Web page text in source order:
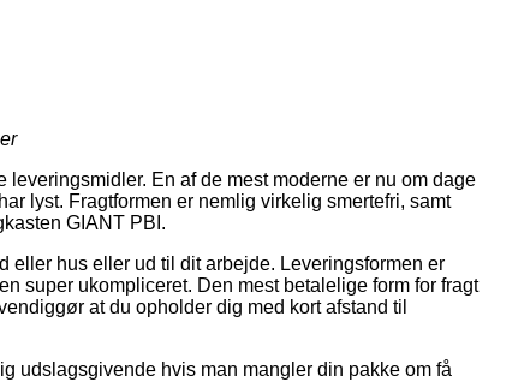
En af de mest moderne er nu om dage
lyst. Fragtformen er nemlig virkelig smertefri, samt
GIANT PBI.
hus eller ud til dit arbejde. Leveringsformen er
super ukompliceret. Den mest betalelige form for fragt
at du opholder dig med kort afstand til
udslagsgivende hvis man mangler din pakke om få